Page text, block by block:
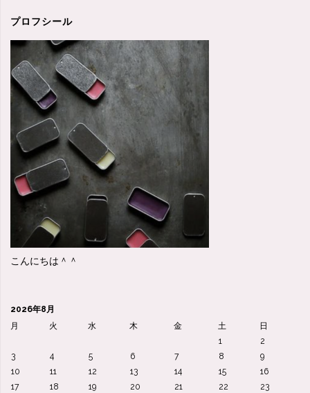
ん
な
生
き
方
が
手
か？"
プロフシール
こんにちは＾＾
2026年8月
月
火 水 木 金 土
日
1
2
3
4 5 6 7 8
9
10
11 12 13 14 15
16
17
18 19 20 21 22
23